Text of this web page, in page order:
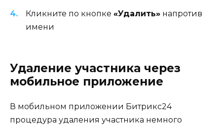
Кликните по кнопке «Удалить» напротив
имени
Удаление участника через
мобильное приложение
В мобильном приложении Битрикс24
процедура удаления участника немного